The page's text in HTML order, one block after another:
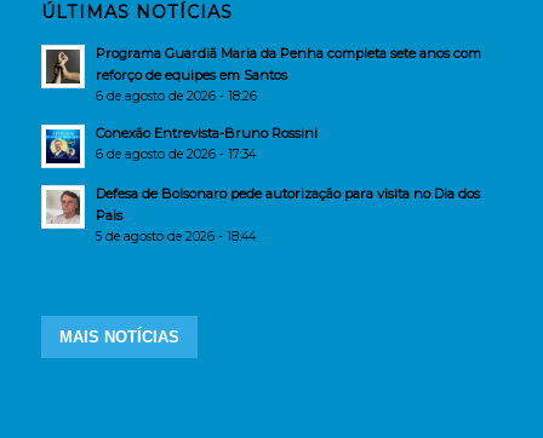
ÚLTIMAS NOTÍCIAS
Programa Guardiã Maria da Penha completa sete anos com
reforço de equipes em Santos
6 de agosto de 2026 - 18:26
Conexão Entrevista-Bruno Rossini
6 de agosto de 2026 - 17:34
Defesa de Bolsonaro pede autorização para visita no Dia dos
Pais
5 de agosto de 2026 - 18:44
MAIS NOTÍCIAS